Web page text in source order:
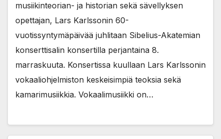
musiikinteorian- ja historian sekä sävellyksen
opettajan, Lars Karlssonin 60-
vuotissyntymäpäivää juhlitaan Sibelius-Akatemian
konserttisalin konsertilla perjantaina 8.
marraskuuta. Konsertissa kuullaan Lars Karlssonin
vokaaliohjelmiston keskeisimpiä teoksia sekä
kamarimusiikkia. Vokaalimusiikki on…